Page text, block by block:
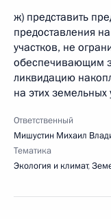
ж) представить
предоставления
участков, не
обеспечивающим
ликвидацию
на этих земельных
Ответственный
Мишустин Михаил
Тематика
Экология и климат,